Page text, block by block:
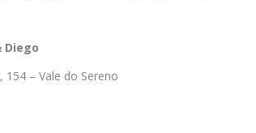
Diego
154 – Vale do Sereno